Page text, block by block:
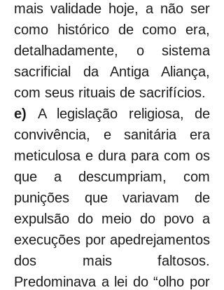
mais validade hoje, a não ser
como histórico de como era,
detalhadamente, o sistema
sacrificial da Antiga Aliança,
com seus rituais de sacrifícios.
e) A legislação religiosa, de
convivência, e sanitária era
meticulosa e dura para com os
que a descumpriam, com
punições que variavam de
expulsão do meio do povo a
execuções por apedrejamentos
dos mais faltosos.
Predominava a lei do “olho por